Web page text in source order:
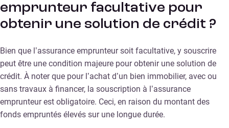
emprunteur facultative pour
obtenir une solution de crédit ?
Bien que l’assurance emprunteur soit facultative, y souscrire
peut être une condition majeure pour obtenir une solution de
crédit. À noter que pour l’achat d’un bien immobilier, avec ou
sans travaux à financer, la souscription à l’assurance
emprunteur est obligatoire. Ceci, en raison du montant des
fonds empruntés élevés sur une longue durée.